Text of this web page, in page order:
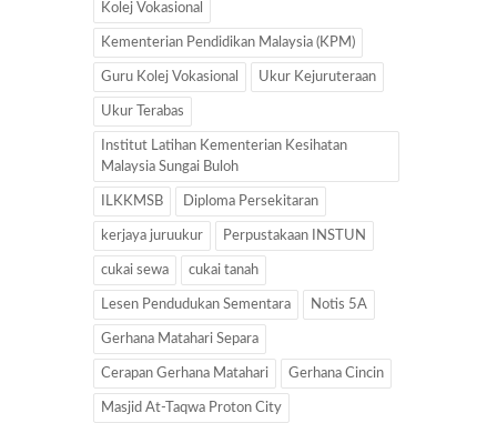
Kolej Vokasional
Kementerian Pendidikan Malaysia (KPM)
Guru Kolej Vokasional Ukur Kejuruteraan
Ukur Terabas
Institut Latihan Kementerian Kesihatan
Malaysia Sungai Buloh
ILKKMSB Diploma Persekitaran
kerjaya juruukur Perpustakaan INSTUN
cukai sewa cukai tanah
Lesen Pendudukan Sementara Notis 5A
Gerhana Matahari Separa
Cerapan Gerhana Matahari Gerhana Cincin
Masjid At-Taqwa Proton City